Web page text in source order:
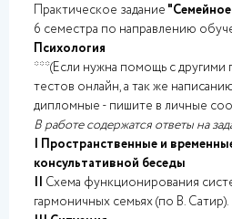
Практическое задание
6 семестра по направлению
Психология
***(Если нужна помощь с другими
тестов онлайн, а так же
дипломные - пишите в личные
В работе содержатся ответы на
I Пространственные и
консультативной беседы
II Схема функционирования
гармоничных семьях (по В. Сатир).